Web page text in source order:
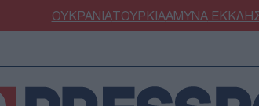
ΟΥΚΡΑΝΙΑΤΟΥΡΚΙΑΑΜΥΝΑ